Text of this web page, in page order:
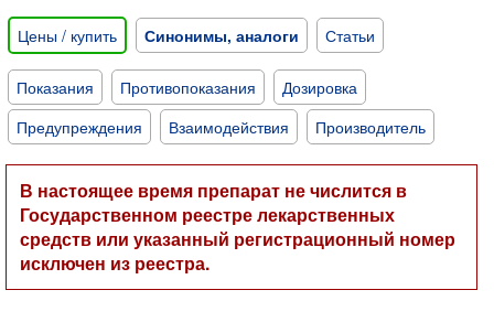
Цены / купить Синонимы, аналоги Статьи
Показания Противопоказания
Дозировка
Предупреждения
Взаимодействия Производитель
В настоящее время препарат не числится в
Государственном реестре лекарственных
средств или указанный регистрационный номер
исключен из реестра.